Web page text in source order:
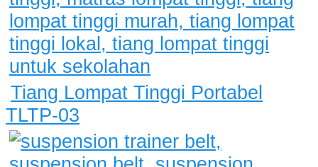
Tiang Lompat Tinggi Portabel
TLTP-03